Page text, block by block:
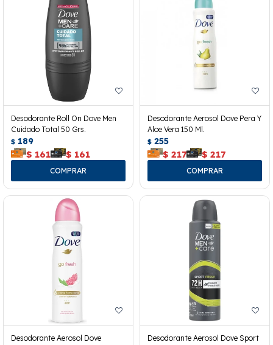
Desodorante Roll On Dove Men
Cuidado Total 50 Grs.
$ 189
$ 161 $ 161
Desodorante Aerosol Dove Pera Y
Aloe Vera 150 Ml.
$ 255
$ 217 $ 217
Desodorante Aerosol Dove
Desodorante Aerosol Dove Sport